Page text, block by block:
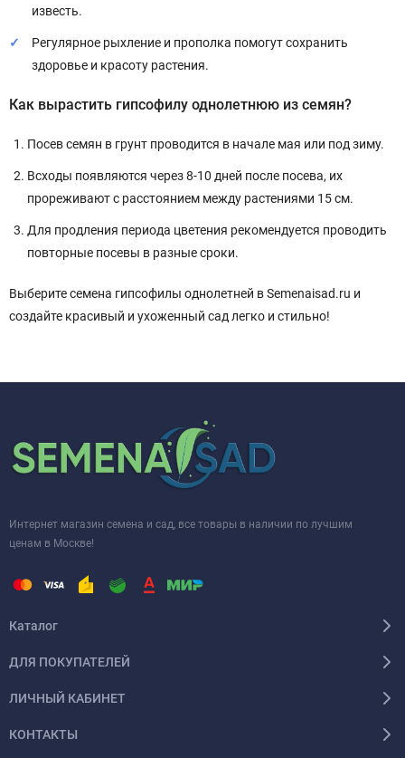
известь.
Регулярное рыхление и прополка помогут сохранить
здоровье и красоту растения.
Как вырастить гипсофилу однолетнюю из семян?
Посев семян в грунт проводится в начале мая или под зиму.
Всходы появляются через 8-10 дней после посева, их
прореживают с расстоянием между растениями 15 см.
Для продления периода цветения рекомендуется проводить
повторные посевы в разные сроки.
Выберите семена гипсофилы однолетней в Semenaisad.ru и
создайте красивый и ухоженный сад легко и стильно!
Интернет магазин семена и сад, все товары в наличии по лучшим
ценам в Москве!
Каталог
ДЛЯ ПОКУПАТЕЛЕЙ
ЛИЧНЫЙ КАБИНЕТ
КОНТАКТЫ